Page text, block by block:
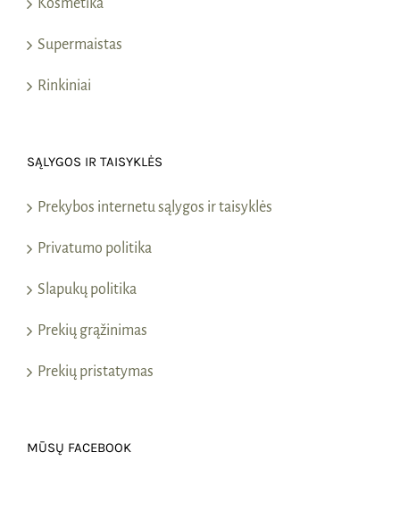
Kosmetika
Supermaistas
Rinkiniai
SĄLYGOS IR TAISYKLĖS
Prekybos internetu sąlygos ir taisyklės
Privatumo politika
Slapukų politika
Prekių grąžinimas
Prekių pristatymas
MŪSŲ FACEBOOK